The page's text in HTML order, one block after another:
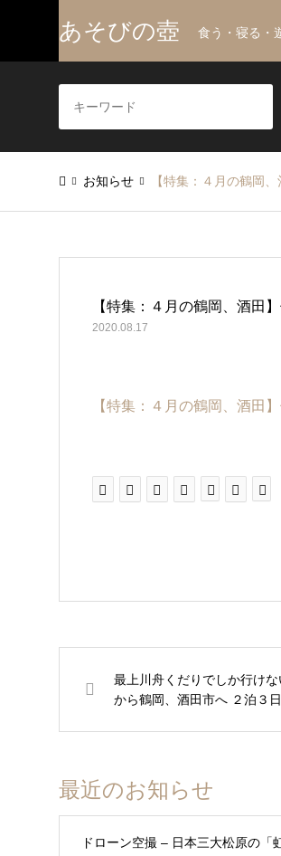
あそびの壺 食う・寝る
お知らせ 【特集：４月の鶴岡
【特集：４月の鶴岡、酒田
2020.08.17
【特集：４月の鶴岡、酒田
最上川舟くだりでしか行け
から鶴岡、酒田市へ ２泊３
最近のお知らせ
ドローン空撮 – 日本三大松原の「